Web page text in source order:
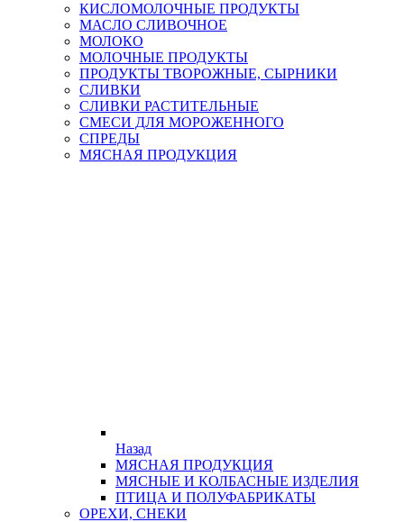
КИСЛОМОЛОЧНЫЕ ПРОДУКТЫ
МАСЛО СЛИВОЧНОЕ
МОЛОКО
МОЛОЧНЫЕ ПРОДУКТЫ
ПРОДУКТЫ ТВОРОЖНЫЕ, СЫРНИКИ
СЛИВКИ
СЛИВКИ РАСТИТЕЛЬНЫЕ
СМЕСИ ДЛЯ МОРОЖЕННОГО
СПРЕДЫ
МЯСНАЯ ПРОДУКЦИЯ
Назад
МЯСНАЯ ПРОДУКЦИЯ
МЯСНЫЕ И КОЛБАСНЫЕ ИЗДЕЛИЯ
ПТИЦА И ПОЛУФАБРИКАТЫ
ОРЕХИ, СНЕКИ